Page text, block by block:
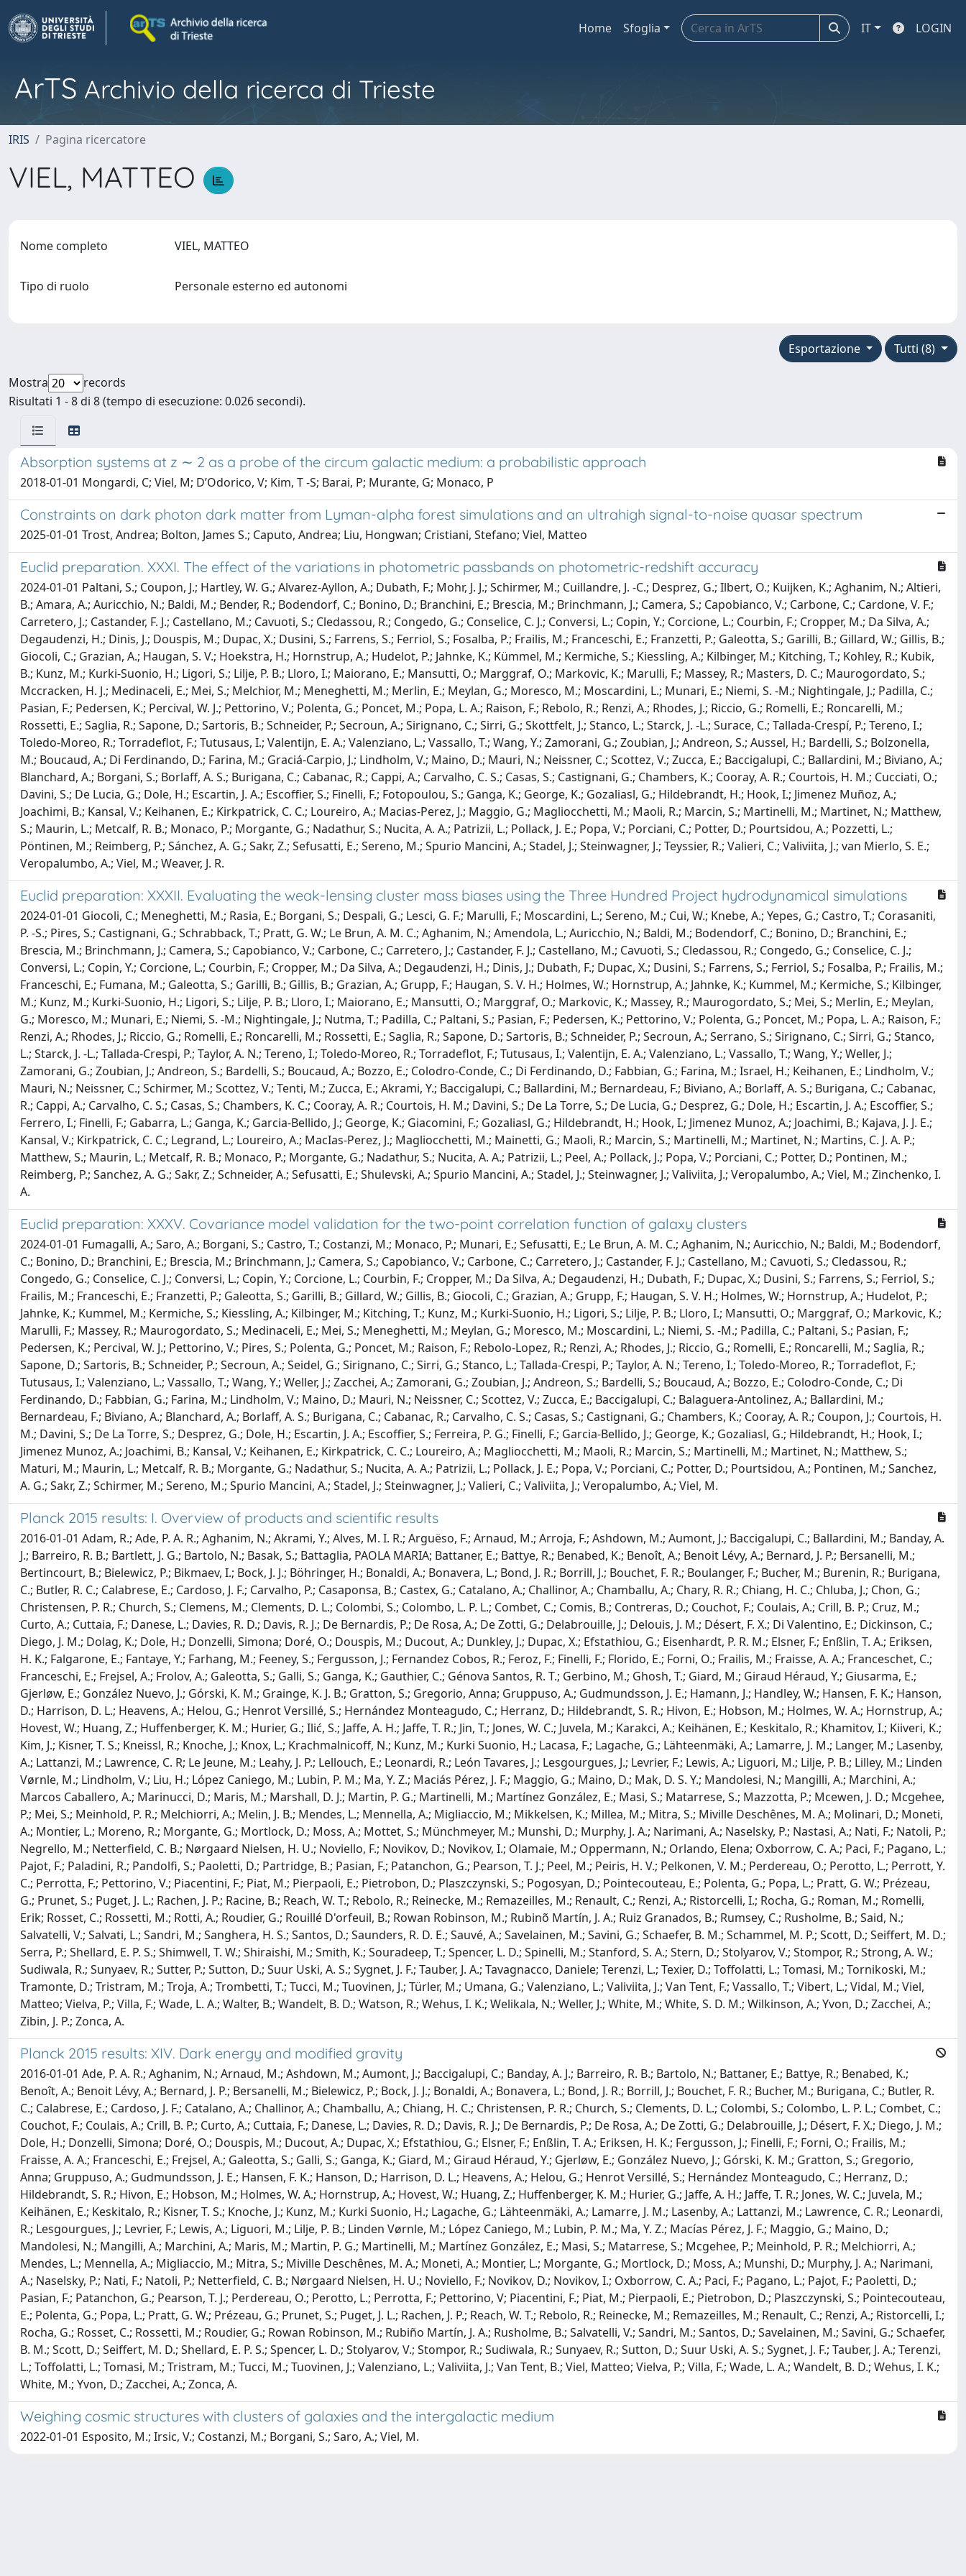
Home Sfoglia IT LOGIN
ArTS Archivio della ricerca di Trieste
IRIS Pagina ricercatore
VIEL, MATTEO
Nome completo VIEL, MATTEO
Tipo di ruolo Personale esterno ed autonomi
Tutti (8)
Esportazione
Mostra
records
Risultati 1 - 8 di 8 (tempo di esecuzione: 0.026 secondi).
Absorption systems at z ∼ 2 as a probe of the circum galactic medium: a probabilistic approach
2018-01-01 Mongardi, C; Viel, M; D’Odorico, V; Kim, T -S; Barai, P; Murante, G; Monaco, P
Constraints on dark photon dark matter from Lyman-alpha forest simulations and an ultrahigh signal-to-noise quasar spectrum
2025-01-01 Trost, Andrea; Bolton, James S.; Caputo, Andrea; Liu, Hongwan; Cristiani, Stefano; Viel, Matteo
Euclid preparation. XXXI. The effect of the variations in photometric passbands on photometric-redshift accuracy
2024-01-01 Paltani, S.; Coupon, J.; Hartley, W. G.; Alvarez-Ayllon, A.; Dubath, F.; Mohr, J. J.; Schirmer, M.; Cuillandre, J. -C.; Desprez, G.; Ilbert, O.; Kuijken, K.; Aghanim, N.; Altieri,
B.; Amara, A.; Auricchio, N.; Baldi, M.; Bender, R.; Bodendorf, C.; Bonino, D.; Branchini, E.; Brescia, M.; Brinchmann, J.; Camera, S.; Capobianco, V.; Carbone, C.; Cardone, V. F.;
Carretero, J.; Castander, F. J.; Castellano, M.; Cavuoti, S.; Cledassou, R.; Congedo, G.; Conselice, C. J.; Conversi, L.; Copin, Y.; Corcione, L.; Courbin, F.; Cropper, M.; Da Silva, A.;
Degaudenzi, H.; Dinis, J.; Douspis, M.; Dupac, X.; Dusini, S.; Farrens, S.; Ferriol, S.; Fosalba, P.; Frailis, M.; Franceschi, E.; Franzetti, P.; Galeotta, S.; Garilli, B.; Gillard, W.; Gillis, B.;
Giocoli, C.; Grazian, A.; Haugan, S. V.; Hoekstra, H.; Hornstrup, A.; Hudelot, P.; Jahnke, K.; Kümmel, M.; Kermiche, S.; Kiessling, A.; Kilbinger, M.; Kitching, T.; Kohley, R.; Kubik,
B.; Kunz, M.; Kurki-Suonio, H.; Ligori, S.; Lilje, P. B.; Lloro, I.; Maiorano, E.; Mansutti, O.; Marggraf, O.; Markovic, K.; Marulli, F.; Massey, R.; Masters, D. C.; Maurogordato, S.;
Mccracken, H. J.; Medinaceli, E.; Mei, S.; Melchior, M.; Meneghetti, M.; Merlin, E.; Meylan, G.; Moresco, M.; Moscardini, L.; Munari, E.; Niemi, S. -M.; Nightingale, J.; Padilla, C.;
Pasian, F.; Pedersen, K.; Percival, W. J.; Pettorino, V.; Polenta, G.; Poncet, M.; Popa, L. A.; Raison, F.; Rebolo, R.; Renzi, A.; Rhodes, J.; Riccio, G.; Romelli, E.; Roncarelli, M.;
Rossetti, E.; Saglia, R.; Sapone, D.; Sartoris, B.; Schneider, P.; Secroun, A.; Sirignano, C.; Sirri, G.; Skottfelt, J.; Stanco, L.; Starck, J. -L.; Surace, C.; Tallada-Crespí, P.; Tereno, I.;
Toledo-Moreo, R.; Torradeflot, F.; Tutusaus, I.; Valentijn, E. A.; Valenziano, L.; Vassallo, T.; Wang, Y.; Zamorani, G.; Zoubian, J.; Andreon, S.; Aussel, H.; Bardelli, S.; Bolzonella,
M.; Boucaud, A.; Di Ferdinando, D.; Farina, M.; Graciá-Carpio, J.; Lindholm, V.; Maino, D.; Mauri, N.; Neissner, C.; Scottez, V.; Zucca, E.; Baccigalupi, C.; Ballardini, M.; Biviano, A.;
Blanchard, A.; Borgani, S.; Borlaff, A. S.; Burigana, C.; Cabanac, R.; Cappi, A.; Carvalho, C. S.; Casas, S.; Castignani, G.; Chambers, K.; Cooray, A. R.; Courtois, H. M.; Cucciati, O.;
Davini, S.; De Lucia, G.; Dole, H.; Escartin, J. A.; Escoffier, S.; Finelli, F.; Fotopoulou, S.; Ganga, K.; George, K.; Gozaliasl, G.; Hildebrandt, H.; Hook, I.; Jimenez Muñoz, A.;
Joachimi, B.; Kansal, V.; Keihanen, E.; Kirkpatrick, C. C.; Loureiro, A.; Macias-Perez, J.; Maggio, G.; Magliocchetti, M.; Maoli, R.; Marcin, S.; Martinelli, M.; Martinet, N.; Matthew,
S.; Maurin, L.; Metcalf, R. B.; Monaco, P.; Morgante, G.; Nadathur, S.; Nucita, A. A.; Patrizii, L.; Pollack, J. E.; Popa, V.; Porciani, C.; Potter, D.; Pourtsidou, A.; Pozzetti, L.;
Pöntinen, M.; Reimberg, P.; Sánchez, A. G.; Sakr, Z.; Sefusatti, E.; Sereno, M.; Spurio Mancini, A.; Stadel, J.; Steinwagner, J.; Teyssier, R.; Valieri, C.; Valiviita, J.; van Mierlo, S. E.;
Veropalumbo, A.; Viel, M.; Weaver, J. R.
Euclid preparation: XXXII. Evaluating the weak-lensing cluster mass biases using the Three Hundred Project hydrodynamical simulations
2024-01-01 Giocoli, C.; Meneghetti, M.; Rasia, E.; Borgani, S.; Despali, G.; Lesci, G. F.; Marulli, F.; Moscardini, L.; Sereno, M.; Cui, W.; Knebe, A.; Yepes, G.; Castro, T.; Corasaniti,
P. -S.; Pires, S.; Castignani, G.; Schrabback, T.; Pratt, G. W.; Le Brun, A. M. C.; Aghanim, N.; Amendola, L.; Auricchio, N.; Baldi, M.; Bodendorf, C.; Bonino, D.; Branchini, E.;
Brescia, M.; Brinchmann, J.; Camera, S.; Capobianco, V.; Carbone, C.; Carretero, J.; Castander, F. J.; Castellano, M.; Cavuoti, S.; Cledassou, R.; Congedo, G.; Conselice, C. J.;
Conversi, L.; Copin, Y.; Corcione, L.; Courbin, F.; Cropper, M.; Da Silva, A.; Degaudenzi, H.; Dinis, J.; Dubath, F.; Dupac, X.; Dusini, S.; Farrens, S.; Ferriol, S.; Fosalba, P.; Frailis, M.;
Franceschi, E.; Fumana, M.; Galeotta, S.; Garilli, B.; Gillis, B.; Grazian, A.; Grupp, F.; Haugan, S. V. H.; Holmes, W.; Hornstrup, A.; Jahnke, K.; Kummel, M.; Kermiche, S.; Kilbinger,
M.; Kunz, M.; Kurki-Suonio, H.; Ligori, S.; Lilje, P. B.; Lloro, I.; Maiorano, E.; Mansutti, O.; Marggraf, O.; Markovic, K.; Massey, R.; Maurogordato, S.; Mei, S.; Merlin, E.; Meylan,
G.; Moresco, M.; Munari, E.; Niemi, S. -M.; Nightingale, J.; Nutma, T.; Padilla, C.; Paltani, S.; Pasian, F.; Pedersen, K.; Pettorino, V.; Polenta, G.; Poncet, M.; Popa, L. A.; Raison, F.;
Renzi, A.; Rhodes, J.; Riccio, G.; Romelli, E.; Roncarelli, M.; Rossetti, E.; Saglia, R.; Sapone, D.; Sartoris, B.; Schneider, P.; Secroun, A.; Serrano, S.; Sirignano, C.; Sirri, G.; Stanco,
L.; Starck, J. -L.; Tallada-Crespi, P.; Taylor, A. N.; Tereno, I.; Toledo-Moreo, R.; Torradeflot, F.; Tutusaus, I.; Valentijn, E. A.; Valenziano, L.; Vassallo, T.; Wang, Y.; Weller, J.;
Zamorani, G.; Zoubian, J.; Andreon, S.; Bardelli, S.; Boucaud, A.; Bozzo, E.; Colodro-Conde, C.; Di Ferdinando, D.; Fabbian, G.; Farina, M.; Israel, H.; Keihanen, E.; Lindholm, V.;
Mauri, N.; Neissner, C.; Schirmer, M.; Scottez, V.; Tenti, M.; Zucca, E.; Akrami, Y.; Baccigalupi, C.; Ballardini, M.; Bernardeau, F.; Biviano, A.; Borlaff, A. S.; Burigana, C.; Cabanac,
R.; Cappi, A.; Carvalho, C. S.; Casas, S.; Chambers, K. C.; Cooray, A. R.; Courtois, H. M.; Davini, S.; De La Torre, S.; De Lucia, G.; Desprez, G.; Dole, H.; Escartin, J. A.; Escoffier, S.;
Ferrero, I.; Finelli, F.; Gabarra, L.; Ganga, K.; Garcia-Bellido, J.; George, K.; Giacomini, F.; Gozaliasl, G.; Hildebrandt, H.; Hook, I.; Jimenez Munoz, A.; Joachimi, B.; Kajava, J. J. E.;
Kansal, V.; Kirkpatrick, C. C.; Legrand, L.; Loureiro, A.; MacIas-Perez, J.; Magliocchetti, M.; Mainetti, G.; Maoli, R.; Marcin, S.; Martinelli, M.; Martinet, N.; Martins, C. J. A. P.;
Matthew, S.; Maurin, L.; Metcalf, R. B.; Monaco, P.; Morgante, G.; Nadathur, S.; Nucita, A. A.; Patrizii, L.; Peel, A.; Pollack, J.; Popa, V.; Porciani, C.; Potter, D.; Pontinen, M.;
Reimberg, P.; Sanchez, A. G.; Sakr, Z.; Schneider, A.; Sefusatti, E.; Shulevski, A.; Spurio Mancini, A.; Stadel, J.; Steinwagner, J.; Valiviita, J.; Veropalumbo, A.; Viel, M.; Zinchenko, I.
A.
Euclid preparation: XXXV. Covariance model validation for the two-point correlation function of galaxy clusters
2024-01-01 Fumagalli, A.; Saro, A.; Borgani, S.; Castro, T.; Costanzi, M.; Monaco, P.; Munari, E.; Sefusatti, E.; Le Brun, A. M. C.; Aghanim, N.; Auricchio, N.; Baldi, M.; Bodendorf,
C.; Bonino, D.; Branchini, E.; Brescia, M.; Brinchmann, J.; Camera, S.; Capobianco, V.; Carbone, C.; Carretero, J.; Castander, F. J.; Castellano, M.; Cavuoti, S.; Cledassou, R.;
Congedo, G.; Conselice, C. J.; Conversi, L.; Copin, Y.; Corcione, L.; Courbin, F.; Cropper, M.; Da Silva, A.; Degaudenzi, H.; Dubath, F.; Dupac, X.; Dusini, S.; Farrens, S.; Ferriol, S.;
Frailis, M.; Franceschi, E.; Franzetti, P.; Galeotta, S.; Garilli, B.; Gillard, W.; Gillis, B.; Giocoli, C.; Grazian, A.; Grupp, F.; Haugan, S. V. H.; Holmes, W.; Hornstrup, A.; Hudelot, P.;
Jahnke, K.; Kummel, M.; Kermiche, S.; Kiessling, A.; Kilbinger, M.; Kitching, T.; Kunz, M.; Kurki-Suonio, H.; Ligori, S.; Lilje, P. B.; Lloro, I.; Mansutti, O.; Marggraf, O.; Markovic, K.;
Marulli, F.; Massey, R.; Maurogordato, S.; Medinaceli, E.; Mei, S.; Meneghetti, M.; Meylan, G.; Moresco, M.; Moscardini, L.; Niemi, S. -M.; Padilla, C.; Paltani, S.; Pasian, F.;
Pedersen, K.; Percival, W. J.; Pettorino, V.; Pires, S.; Polenta, G.; Poncet, M.; Raison, F.; Rebolo-Lopez, R.; Renzi, A.; Rhodes, J.; Riccio, G.; Romelli, E.; Roncarelli, M.; Saglia, R.;
Sapone, D.; Sartoris, B.; Schneider, P.; Secroun, A.; Seidel, G.; Sirignano, C.; Sirri, G.; Stanco, L.; Tallada-Crespi, P.; Taylor, A. N.; Tereno, I.; Toledo-Moreo, R.; Torradeflot, F.;
Tutusaus, I.; Valenziano, L.; Vassallo, T.; Wang, Y.; Weller, J.; Zacchei, A.; Zamorani, G.; Zoubian, J.; Andreon, S.; Bardelli, S.; Boucaud, A.; Bozzo, E.; Colodro-Conde, C.; Di
Ferdinando, D.; Fabbian, G.; Farina, M.; Lindholm, V.; Maino, D.; Mauri, N.; Neissner, C.; Scottez, V.; Zucca, E.; Baccigalupi, C.; Balaguera-Antolinez, A.; Ballardini, M.;
Bernardeau, F.; Biviano, A.; Blanchard, A.; Borlaff, A. S.; Burigana, C.; Cabanac, R.; Carvalho, C. S.; Casas, S.; Castignani, G.; Chambers, K.; Cooray, A. R.; Coupon, J.; Courtois, H.
M.; Davini, S.; De La Torre, S.; Desprez, G.; Dole, H.; Escartin, J. A.; Escoffier, S.; Ferreira, P. G.; Finelli, F.; Garcia-Bellido, J.; George, K.; Gozaliasl, G.; Hildebrandt, H.; Hook, I.;
Jimenez Munoz, A.; Joachimi, B.; Kansal, V.; Keihanen, E.; Kirkpatrick, C. C.; Loureiro, A.; Magliocchetti, M.; Maoli, R.; Marcin, S.; Martinelli, M.; Martinet, N.; Matthew, S.;
Maturi, M.; Maurin, L.; Metcalf, R. B.; Morgante, G.; Nadathur, S.; Nucita, A. A.; Patrizii, L.; Pollack, J. E.; Popa, V.; Porciani, C.; Potter, D.; Pourtsidou, A.; Pontinen, M.; Sanchez,
A. G.; Sakr, Z.; Schirmer, M.; Sereno, M.; Spurio Mancini, A.; Stadel, J.; Steinwagner, J.; Valieri, C.; Valiviita, J.; Veropalumbo, A.; Viel, M.
Planck 2015 results: I. Overview of products and scientific results
2016-01-01 Adam, R.; Ade, P. A. R.; Aghanim, N.; Akrami, Y.; Alves, M. I. R.; Arguëso, F.; Arnaud, M.; Arroja, F.; Ashdown, M.; Aumont, J.; Baccigalupi, C.; Ballardini, M.; Banday, A.
J.; Barreiro, R. B.; Bartlett, J. G.; Bartolo, N.; Basak, S.; Battaglia, PAOLA MARIA; Battaner, E.; Battye, R.; Benabed, K.; Benoît, A.; Benoit Lévy, A.; Bernard, J. P.; Bersanelli, M.;
Bertincourt, B.; Bielewicz, P.; Bikmaev, I.; Bock, J. J.; Böhringer, H.; Bonaldi, A.; Bonavera, L.; Bond, J. R.; Borrill, J.; Bouchet, F. R.; Boulanger, F.; Bucher, M.; Burenin, R.; Burigana,
C.; Butler, R. C.; Calabrese, E.; Cardoso, J. F.; Carvalho, P.; Casaponsa, B.; Castex, G.; Catalano, A.; Challinor, A.; Chamballu, A.; Chary, R. R.; Chiang, H. C.; Chluba, J.; Chon, G.;
Christensen, P. R.; Church, S.; Clemens, M.; Clements, D. L.; Colombi, S.; Colombo, L. P. L.; Combet, C.; Comis, B.; Contreras, D.; Couchot, F.; Coulais, A.; Crill, B. P.; Cruz, M.;
Curto, A.; Cuttaia, F.; Danese, L.; Davies, R. D.; Davis, R. J.; De Bernardis, P.; De Rosa, A.; De Zotti, G.; Delabrouille, J.; Delouis, J. M.; Désert, F. X.; Di Valentino, E.; Dickinson, C.;
Diego, J. M.; Dolag, K.; Dole, H.; Donzelli, Simona; Doré, O.; Douspis, M.; Ducout, A.; Dunkley, J.; Dupac, X.; Efstathiou, G.; Eisenhardt, P. R. M.; Elsner, F.; Enßlin, T. A.; Eriksen,
H. K.; Falgarone, E.; Fantaye, Y.; Farhang, M.; Feeney, S.; Fergusson, J.; Fernandez Cobos, R.; Feroz, F.; Finelli, F.; Florido, E.; Forni, O.; Frailis, M.; Fraisse, A. A.; Franceschet, C.;
Franceschi, E.; Frejsel, A.; Frolov, A.; Galeotta, S.; Galli, S.; Ganga, K.; Gauthier, C.; Génova Santos, R. T.; Gerbino, M.; Ghosh, T.; Giard, M.; Giraud Héraud, Y.; Giusarma, E.;
Gjerløw, E.; González Nuevo, J.; Górski, K. M.; Grainge, K. J. B.; Gratton, S.; Gregorio, Anna; Gruppuso, A.; Gudmundsson, J. E.; Hamann, J.; Handley, W.; Hansen, F. K.; Hanson,
D.; Harrison, D. L.; Heavens, A.; Helou, G.; Henrot Versillé, S.; Hernández Monteagudo, C.; Herranz, D.; Hildebrandt, S. R.; Hivon, E.; Hobson, M.; Holmes, W. A.; Hornstrup, A.;
Hovest, W.; Huang, Z.; Huffenberger, K. M.; Hurier, G.; Ilić, S.; Jaffe, A. H.; Jaffe, T. R.; Jin, T.; Jones, W. C.; Juvela, M.; Karakci, A.; Keihänen, E.; Keskitalo, R.; Khamitov, I.; Kiiveri, K.;
Kim, J.; Kisner, T. S.; Kneissl, R.; Knoche, J.; Knox, L.; Krachmalnicoff, N.; Kunz, M.; Kurki Suonio, H.; Lacasa, F.; Lagache, G.; Lähteenmäki, A.; Lamarre, J. M.; Langer, M.; Lasenby,
A.; Lattanzi, M.; Lawrence, C. R; Le Jeune, M.; Leahy, J. P.; Lellouch, E.; Leonardi, R.; León Tavares, J.; Lesgourgues, J.; Levrier, F.; Lewis, A.; Liguori, M.; Lilje, P. B.; Lilley, M.; Linden
Vørnle, M.; Lindholm, V.; Liu, H.; López Caniego, M.; Lubin, P. M.; Ma, Y. Z.; Maciás Pérez, J. F.; Maggio, G.; Maino, D.; Mak, D. S. Y.; Mandolesi, N.; Mangilli, A.; Marchini, A.;
Marcos Caballero, A.; Marinucci, D.; Maris, M.; Marshall, D. J.; Martin, P. G.; Martinelli, M.; Martínez González, E.; Masi, S.; Matarrese, S.; Mazzotta, P.; Mcewen, J. D.; Mcgehee,
P.; Mei, S.; Meinhold, P. R.; Melchiorri, A.; Melin, J. B.; Mendes, L.; Mennella, A.; Migliaccio, M.; Mikkelsen, K.; Millea, M.; Mitra, S.; Miville Deschênes, M. A.; Molinari, D.; Moneti,
A.; Montier, L.; Moreno, R.; Morgante, G.; Mortlock, D.; Moss, A.; Mottet, S.; Münchmeyer, M.; Munshi, D.; Murphy, J. A.; Narimani, A.; Naselsky, P.; Nastasi, A.; Nati, F.; Natoli, P.;
Negrello, M.; Netterfield, C. B.; Nørgaard Nielsen, H. U.; Noviello, F.; Novikov, D.; Novikov, I.; Olamaie, M.; Oppermann, N.; Orlando, Elena; Oxborrow, C. A.; Paci, F.; Pagano, L.;
Pajot, F.; Paladini, R.; Pandolfi, S.; Paoletti, D.; Partridge, B.; Pasian, F.; Patanchon, G.; Pearson, T. J.; Peel, M.; Peiris, H. V.; Pelkonen, V. M.; Perdereau, O.; Perotto, L.; Perrott, Y.
C.; Perrotta, F.; Pettorino, V.; Piacentini, F.; Piat, M.; Pierpaoli, E.; Pietrobon, D.; Plaszczynski, S.; Pogosyan, D.; Pointecouteau, E.; Polenta, G.; Popa, L.; Pratt, G. W.; Prézeau,
G.; Prunet, S.; Puget, J. L.; Rachen, J. P.; Racine, B.; Reach, W. T.; Rebolo, R.; Reinecke, M.; Remazeilles, M.; Renault, C.; Renzi, A.; Ristorcelli, I.; Rocha, G.; Roman, M.; Romelli,
Erik; Rosset, C.; Rossetti, M.; Rotti, A.; Roudier, G.; Rouillé D'orfeuil, B.; Rowan Robinson, M.; Rubinõ Martín, J. A.; Ruiz Granados, B.; Rumsey, C.; Rusholme, B.; Said, N.;
Salvatelli, V.; Salvati, L.; Sandri, M.; Sanghera, H. S.; Santos, D.; Saunders, R. D. E.; Sauvé, A.; Savelainen, M.; Savini, G.; Schaefer, B. M.; Schammel, M. P.; Scott, D.; Seiffert, M. D.;
Serra, P.; Shellard, E. P. S.; Shimwell, T. W.; Shiraishi, M.; Smith, K.; Souradeep, T.; Spencer, L. D.; Spinelli, M.; Stanford, S. A.; Stern, D.; Stolyarov, V.; Stompor, R.; Strong, A. W.;
Sudiwala, R.; Sunyaev, R.; Sutter, P.; Sutton, D.; Suur Uski, A. S.; Sygnet, J. F.; Tauber, J. A.; Tavagnacco, Daniele; Terenzi, L.; Texier, D.; Toffolatti, L.; Tomasi, M.; Tornikoski, M.;
Tramonte, D.; Tristram, M.; Troja, A.; Trombetti, T.; Tucci, M.; Tuovinen, J.; Türler, M.; Umana, G.; Valenziano, L.; Valiviita, J.; Van Tent, F.; Vassallo, T.; Vibert, L.; Vidal, M.; Viel,
Matteo; Vielva, P.; Villa, F.; Wade, L. A.; Walter, B.; Wandelt, B. D.; Watson, R.; Wehus, I. K.; Welikala, N.; Weller, J.; White, M.; White, S. D. M.; Wilkinson, A.; Yvon, D.; Zacchei, A.;
Zibin, J. P.; Zonca, A.
Planck 2015 results: XIV. Dark energy and modified gravity
2016-01-01 Ade, P. A. R.; Aghanim, N.; Arnaud, M.; Ashdown, M.; Aumont, J.; Baccigalupi, C.; Banday, A. J.; Barreiro, R. B.; Bartolo, N.; Battaner, E.; Battye, R.; Benabed, K.;
Benoît, A.; Benoit Lévy, A.; Bernard, J. P.; Bersanelli, M.; Bielewicz, P.; Bock, J. J.; Bonaldi, A.; Bonavera, L.; Bond, J. R.; Borrill, J.; Bouchet, F. R.; Bucher, M.; Burigana, C.; Butler, R.
C.; Calabrese, E.; Cardoso, J. F.; Catalano, A.; Challinor, A.; Chamballu, A.; Chiang, H. C.; Christensen, P. R.; Church, S.; Clements, D. L.; Colombi, S.; Colombo, L. P. L.; Combet, C.;
Couchot, F.; Coulais, A.; Crill, B. P.; Curto, A.; Cuttaia, F.; Danese, L.; Davies, R. D.; Davis, R. J.; De Bernardis, P.; De Rosa, A.; De Zotti, G.; Delabrouille, J.; Désert, F. X.; Diego, J. M.;
Dole, H.; Donzelli, Simona; Doré, O.; Douspis, M.; Ducout, A.; Dupac, X.; Efstathiou, G.; Elsner, F.; Enßlin, T. A.; Eriksen, H. K.; Fergusson, J.; Finelli, F.; Forni, O.; Frailis, M.;
Fraisse, A. A.; Franceschi, E.; Frejsel, A.; Galeotta, S.; Galli, S.; Ganga, K.; Giard, M.; Giraud Héraud, Y.; Gjerløw, E.; González Nuevo, J.; Górski, K. M.; Gratton, S.; Gregorio,
Anna; Gruppuso, A.; Gudmundsson, J. E.; Hansen, F. K.; Hanson, D.; Harrison, D. L.; Heavens, A.; Helou, G.; Henrot Versillé, S.; Hernández Monteagudo, C.; Herranz, D.;
Hildebrandt, S. R.; Hivon, E.; Hobson, M.; Holmes, W. A.; Hornstrup, A.; Hovest, W.; Huang, Z.; Huffenberger, K. M.; Hurier, G.; Jaffe, A. H.; Jaffe, T. R.; Jones, W. C.; Juvela, M.;
Keihänen, E.; Keskitalo, R.; Kisner, T. S.; Knoche, J.; Kunz, M.; Kurki Suonio, H.; Lagache, G.; Lähteenmäki, A.; Lamarre, J. M.; Lasenby, A.; Lattanzi, M.; Lawrence, C. R.; Leonardi,
R.; Lesgourgues, J.; Levrier, F.; Lewis, A.; Liguori, M.; Lilje, P. B.; Linden Vørnle, M.; López Caniego, M.; Lubin, P. M.; Ma, Y. Z.; Macías Pérez, J. F.; Maggio, G.; Maino, D.;
Mandolesi, N.; Mangilli, A.; Marchini, A.; Maris, M.; Martin, P. G.; Martinelli, M.; Martínez González, E.; Masi, S.; Matarrese, S.; Mcgehee, P.; Meinhold, P. R.; Melchiorri, A.;
Mendes, L.; Mennella, A.; Migliaccio, M.; Mitra, S.; Miville Deschênes, M. A.; Moneti, A.; Montier, L.; Morgante, G.; Mortlock, D.; Moss, A.; Munshi, D.; Murphy, J. A.; Narimani,
A.; Naselsky, P.; Nati, F.; Natoli, P.; Netterfield, C. B.; Nørgaard Nielsen, H. U.; Noviello, F.; Novikov, D.; Novikov, I.; Oxborrow, C. A.; Paci, F.; Pagano, L.; Pajot, F.; Paoletti, D.;
Pasian, F.; Patanchon, G.; Pearson, T. J.; Perdereau, O.; Perotto, L.; Perrotta, F.; Pettorino, V; Piacentini, F.; Piat, M.; Pierpaoli, E.; Pietrobon, D.; Plaszczynski, S.; Pointecouteau,
E.; Polenta, G.; Popa, L.; Pratt, G. W.; Prézeau, G.; Prunet, S.; Puget, J. L.; Rachen, J. P.; Reach, W. T.; Rebolo, R.; Reinecke, M.; Remazeilles, M.; Renault, C.; Renzi, A.; Ristorcelli, I.;
Rocha, G.; Rosset, C.; Rossetti, M.; Roudier, G.; Rowan Robinson, M.; Rubiño Martín, J. A.; Rusholme, B.; Salvatelli, V.; Sandri, M.; Santos, D.; Savelainen, M.; Savini, G.; Schaefer,
B. M.; Scott, D.; Seiffert, M. D.; Shellard, E. P. S.; Spencer, L. D.; Stolyarov, V.; Stompor, R.; Sudiwala, R.; Sunyaev, R.; Sutton, D.; Suur Uski, A. S.; Sygnet, J. F.; Tauber, J. A.; Terenzi,
L.; Toffolatti, L.; Tomasi, M.; Tristram, M.; Tucci, M.; Tuovinen, J.; Valenziano, L.; Valiviita, J.; Van Tent, B.; Viel, Matteo; Vielva, P.; Villa, F.; Wade, L. A.; Wandelt, B. D.; Wehus, I. K.;
White, M.; Yvon, D.; Zacchei, A.; Zonca, A.
Weighing cosmic structures with clusters of galaxies and the intergalactic medium
2022-01-01 Esposito, M.; Irsic, V.; Costanzi, M.; Borgani, S.; Saro, A.; Viel, M.